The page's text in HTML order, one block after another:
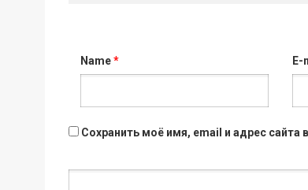
Name*
Сохранить моё имя, email и адрес